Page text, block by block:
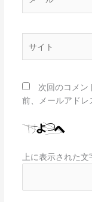
ー
*
次回のコメン
前、メールアドレ
上に表示された